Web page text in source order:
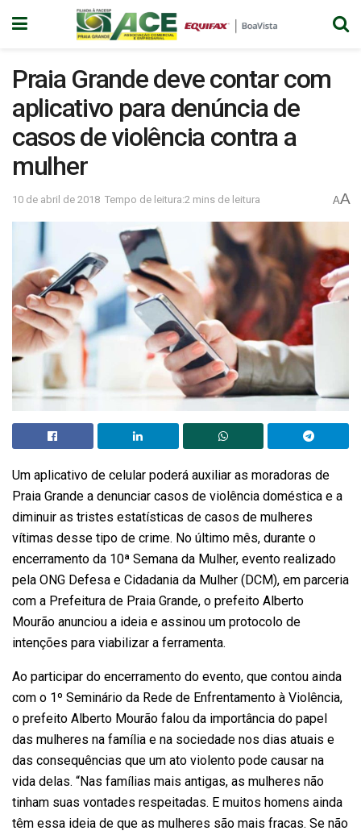
Praia Grande deve contar com
aplicativo para denúncia de
casos de violência contra a
mulher
10 de abril de 2018 Tempo de leitura:2 mins de leitura AA
Um aplicativo de celular poderá auxiliar as moradoras de
Praia Grande a denunciar casos de violência doméstica e a
diminuir as tristes estatísticas de casos de mulheres
vítimas desse tipo de crime. No último mês, durante o
encerramento da 10ª Semana da Mulher, evento realizado
pela ONG Defesa e Cidadania da Mulher (DCM), em parceria
com a Prefeitura de Praia Grande, o prefeito Alberto
Mourão anunciou a ideia e assinou um protocolo de
intenções para viabilizar a ferramenta.
Ao participar do encerramento do evento, que contou ainda
com o 1º Seminário da Rede de Enfrentamento à Violência,
o prefeito Alberto Mourão falou da importância do papel
das mulheres na família e na sociedade nos dias atuais e
das consequências que um ato violento pode causar na
vida delas. “Nas famílias mais antigas, as mulheres não
tinham suas vontades respeitadas. E muitos homens ainda
têm essa ideia de que as mulheres são mais fracas. Se não